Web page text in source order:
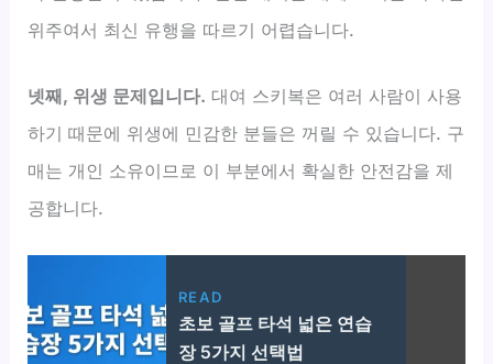
위주여서 최신 유행을 따르기 어렵습니다.
넷째, 위생 문제입니다. 대여 스키복은 여러 사람이 사용
하기 때문에 위생에 민감한 분들은 꺼릴 수 있습니다. 구
매는 개인 소유이므로 이 부분에서 확실한 안전감을 제
공합니다.
READ
초보 골프 타석 넓은 연습
장 5가지 선택법